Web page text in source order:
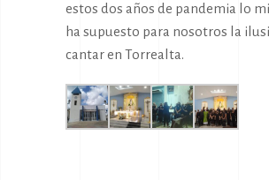
estos dos años de pandemia lo
ha supuesto para nosotros la
cantar en Torrealta.